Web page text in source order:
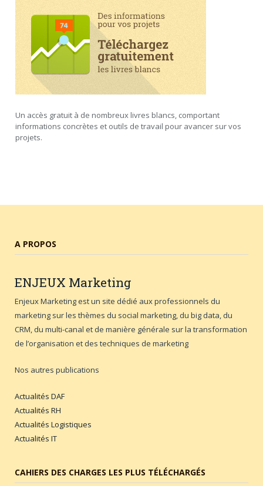
Un accès gratuit à de nombreux livres blancs, comportant
informations concrètes et outils de travail pour avancer sur vos
projets.
A PROPOS
ENJEUX Marketing
Enjeux Marketing est un site dédié aux professionnels du
marketing sur les thèmes du social marketing, du big data, du
CRM, du multi-canal et de manière générale sur la transformation
de l’organisation et des techniques de marketing
Nos autres publications
Actualités DAF
Actualités RH
Actualités Logistiques
Actualités IT
CAHIERS DES CHARGES LES PLUS TÉLÉCHARGÉS